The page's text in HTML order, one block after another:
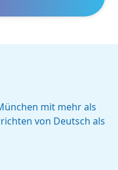
mit mehr als
von Deutsch als